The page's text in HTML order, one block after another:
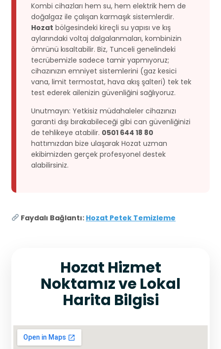
Kombi cihazları hem su, hem elektrik hem de
doğalgaz ile çalışan karmaşık sistemlerdir.
Hozat bölgesindeki kireçli su yapısı ve kış
aylarındaki voltaj dalgalanmaları, kombinizin
ömrünü kısaltabilir. Biz, Tunceli genelindeki
tecrübemizle sadece tamir yapmıyoruz;
cihazınızın emniyet sistemlerini (gaz kesici
vana, limit termostat, hava akış şalteri) tek tek
test ederek ailenizin güvenliğini sağlıyoruz.
Unutmayın: Yetkisiz müdahaleler cihazınızı
garanti dışı bırakabileceği gibi can güvenliğinizi
de tehlikeye atabilir. 0501 644 18 80
hattımızdan bize ulaşarak Hozat uzman
ekibimizden gerçek profesyonel destek
alabilirsiniz.
Faydalı Bağlantı: Hozat Petek Temizleme
Hozat Hizmet
Noktamız ve Lokal
Harita Bilgisi